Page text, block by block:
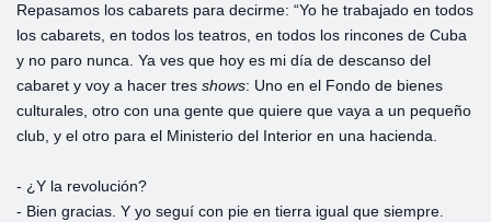
Repasamos los cabarets para decirme: “Yo he trabajado en todos
los cabarets, en todos los teatros, en todos los rincones de Cuba
y no paro nunca. Ya ves que hoy es mi día de descanso del
cabaret y voy a hacer tres shows: Uno en el Fondo de bienes
culturales, otro con una gente que quiere que vaya a un pequeño
club, y el otro para el Ministerio del Interior en una hacienda.
- ¿Y la revolución?
- Bien gracias. Y yo seguí con pie en tierra igual que siempre.